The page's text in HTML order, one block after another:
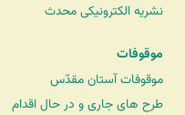
نشریه الکترونیکی محدث
موقوفات
موقوفات آستان مقدّس
طرح های جاری و در حال اقدام